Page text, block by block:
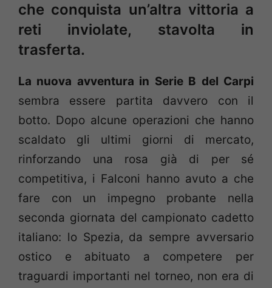
che conquista un’altra vittoria a
reti inviolate, stavolta in
trasferta.
La nuova avventura in Serie B del Carpi
sembra essere partita davvero con il
botto. Dopo alcune operazioni che hanno
scaldato gli ultimi giorni di mercato,
rinforzando una rosa già di per sé
competitiva, i Falconi hanno avuto a che
fare con un impegno probante nella
seconda giornata del campionato cadetto
italiano: lo Spezia, da sempre avversario
ostico e abituato a competere per
traguardi importanti nel torneo, non era di